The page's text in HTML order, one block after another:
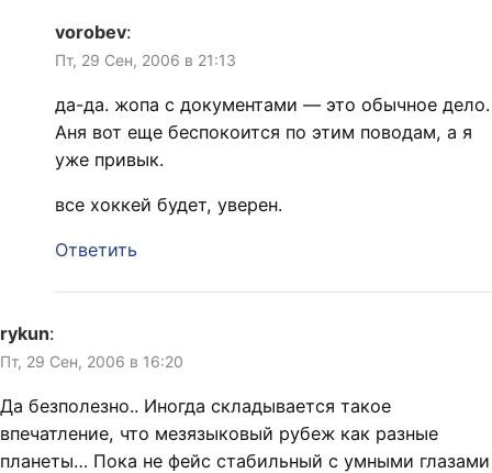
vorobev:
Пт, 29 Сен, 2006 в 21:13
да-да. жопа с документами — это обычное дело.
Аня вот еще беспокоится по этим поводам, а я
уже привык.
все хоккей будет, уверен.
Ответить
rykun:
Пт, 29 Сен, 2006 в 16:20
Да безполезно.. Иногда складывается такое
впечатление, что мезязыковый рубеж как разные
планеты… Пока не фейс стабильный с умными глазами